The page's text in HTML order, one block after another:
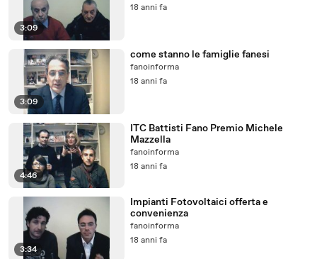
3:09
18 anni fa
3:09
come stanno le famiglie fanesi
fanoinforma
18 anni fa
4:46
ITC Battisti Fano Premio Michele
Mazzella
fanoinforma
18 anni fa
3:34
Impianti Fotovoltaici offerta e
convenienza
fanoinforma
18 anni fa